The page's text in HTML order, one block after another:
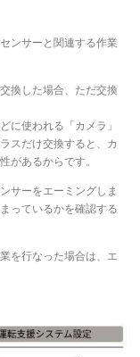
ンサーと関連する作業
換した場合、ただ交換
に使われる「カメラ」
スだけ交換すると、カ
があるからです。
サーをエーミングしま
っているかを確認する
を行なった場合は、エ